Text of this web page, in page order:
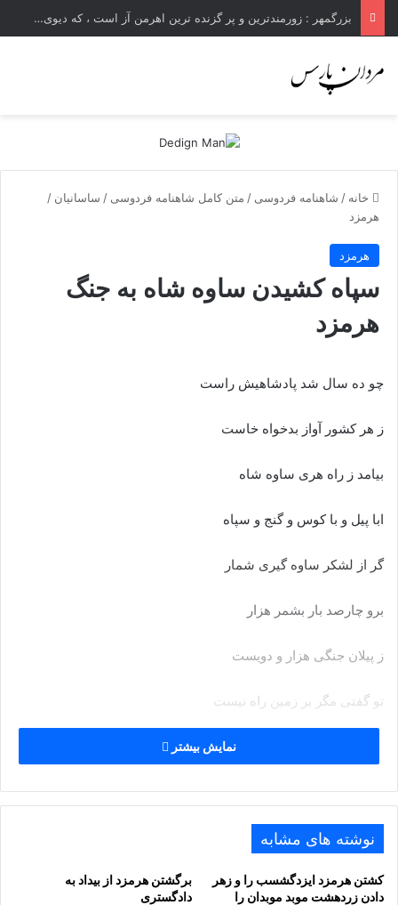
بزرگمهر : زورمندترین و پر گزنده ترین اهرمن آز است ، که دیوی است ستمکار و دیر ساز
خانه / شاهنامه فردوسی / متن کامل شاهنامه فردوسی / ساسانیان /
هرمزد
هرمزد
سپاه کشیدن ساوه شاه به جنگ
هرمزد
چو ده سال شد پادشاهیش راست
ز هر کشور آواز بدخواه خاست‏
بیامد ز راه هرى ساوه شاه
ابا پیل و با کوس و گنج و سپاه‏
گر از لشکر ساوه گیرى شمار
برو چارصد بار بشمر هزار
ز پیلان جنگى هزار و دویست
تو گفتى مگر بر زمین راه نیست‏
سپه بود آگنده چون تار و پود
وزین روى تا مرو لشکر کشید
شد از گرد لشکر زمین ناپدید
نمایش بیشتر
نوشته های مشابه
کشتن هرمزد ایزدگشسب را و زهر
دادن زردهشت موبد موبدان را
برگشتن هرمزد از بیداد به
دادگسترى